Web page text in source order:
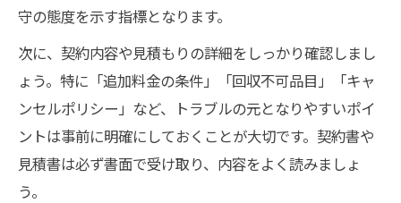
守の態度を示す指標となります。
次に、契約内容や見積もりの詳細をしっかり確認しまし
ょう。特に「追加料金の条件」「回収不可品目」「キャ
ンセルポリシー」など、トラブルの元となりやすいポイ
ントは事前に明確にしておくことが大切です。契約書や
見積書は必ず書面で受け取り、内容をよく読みましょ
う。